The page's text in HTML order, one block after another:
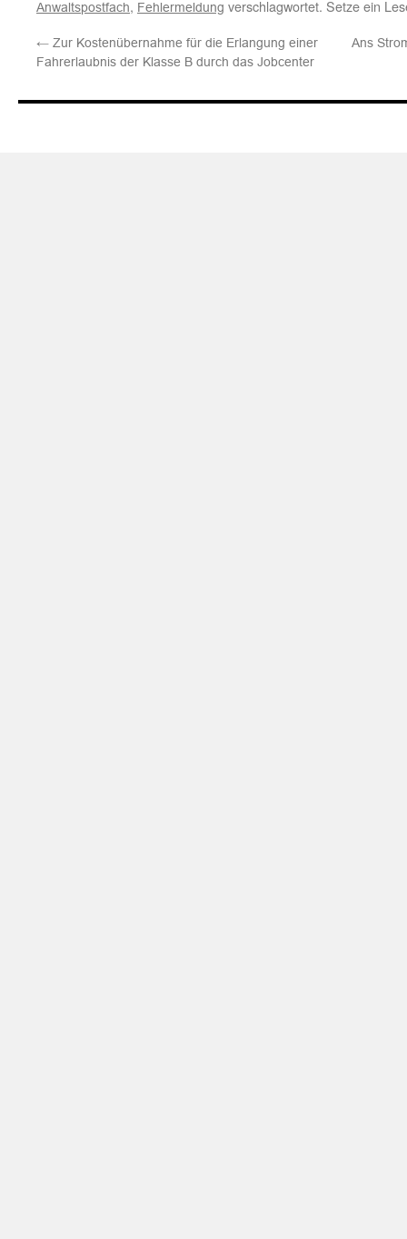
Anwaltspostfach, Fehlermeldung verschlagwortet. Setze ein
← Zur Kostenübernahme für die Erlangung einer
Fahrerlaubnis der Klasse B durch das Jobcenter
Ans